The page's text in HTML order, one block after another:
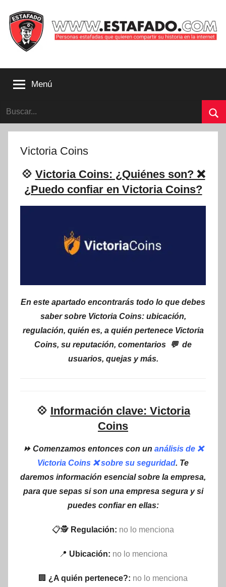
contenido
que
compartir
su
internet
Estafado.com
Menú
Buscar:
Victoria Coins
💠 Victoria Coins: ¿Quiénes son? ❌
¿Puedo confiar en Victoria Coins?
En este apartado encontrarás todo lo que debes
saber sobre Victoria Coins: ubicación,
regulación, quién es, a quién pertenece Victoria
Coins, su reputación, comentarios 💬 de
usuarios, quejas y más.
💠 Información clave: Victoria
Coins
⏩ Comenzamos entonces con un análisis de ❌
Victoria Coins ❌ sobre su seguridad. Te
daremos información esencial sobre la empresa,
para que sepas si son una empresa segura y si
puedes confiar en ellas:
📋🕵 Regulación: no lo menciona
📍 Ubicación: no lo menciona
🏢 ¿A quién pertenece?: no lo menciona